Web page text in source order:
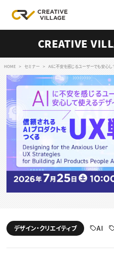
ログイン
RECRUIT
クリエイター求人を探す
CREATIVE JOB求人検索
特集求人
採用説明会
転職支援サービス
CONTENTS
スキルアップしたい！
動画配信・映像制作
編集・ライティング
ディレクション
TOP Creator’s コラム トッ
Webクリエイター
ゲームクリエイター
セミナー
CREATIVE
HOME セミナー AIに不安を感じるユーザーでも安心し
デザイン・クリエイティブ AI